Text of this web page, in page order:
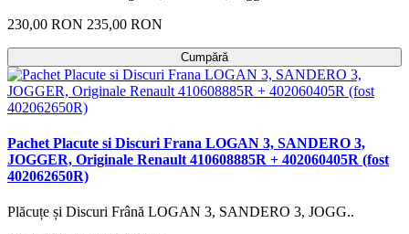
230,00 RON 235,00 RON
Cumpără
Pachet Placute si Discuri Frana LOGAN 3, SANDERO 3,
JOGGER, Originale Renault 410608885R + 402060405R (fost
402062650R)
Plăcuțe și Discuri Frână LOGAN 3, SANDERO 3, JOGG..